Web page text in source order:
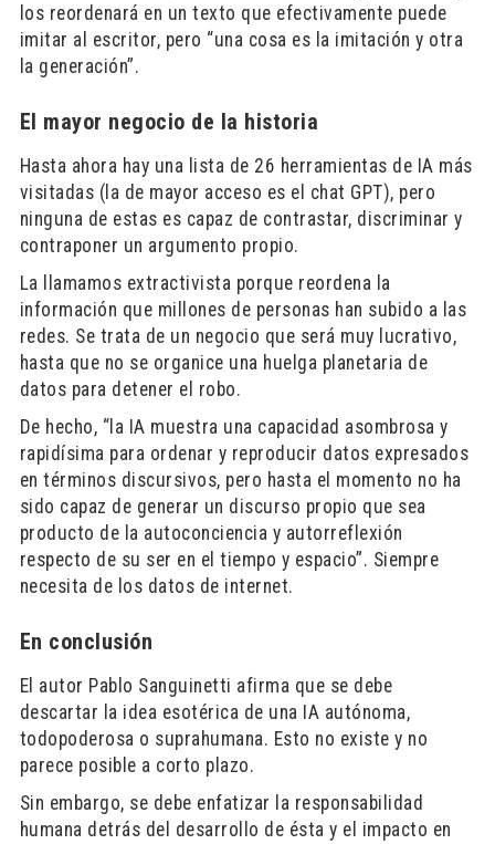
los reordenará en un texto que efectivamente puede
imitar al escritor, pero “una cosa es la imitación y otra
la generación”.
El mayor negocio de la historia
Hasta ahora hay una lista de 26 herramientas de IA más
visitadas (la de mayor acceso es el chat GPT), pero
ninguna de estas es capaz de contrastar, discriminar y
contraponer un argumento propio.
La llamamos extractivista porque reordena la
información que millones de personas han subido a las
redes. Se trata de un negocio que será muy lucrativo,
hasta que no se organice una huelga planetaria de
datos para detener el robo.
De hecho, “la IA muestra una capacidad asombrosa y
rapidísima para ordenar y reproducir datos expresados
en términos discursivos, pero hasta el momento no ha
sido capaz de generar un discurso propio que sea
producto de la autoconciencia y autorreflexión
respecto de su ser en el tiempo y espacio”. Siempre
necesita de los datos de internet.
En conclusión
El autor Pablo Sanguinetti afirma que se debe
descartar la idea esotérica de una IA autónoma,
todopoderosa o suprahumana. Esto no existe y no
parece posible a corto plazo.
Sin embargo, se debe enfatizar la responsabilidad
humana detrás del desarrollo de ésta y el impacto en